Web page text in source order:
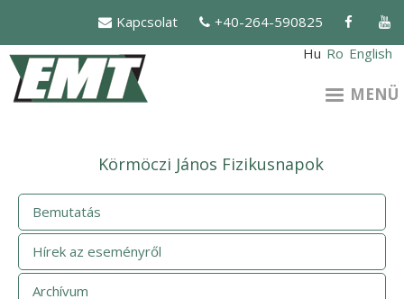
tartalomra
Kapcsolat
+40-264-590825
Hu Ro English
MENÜ
Körmöczi János Fizikusnapok
Bemutatás
Hírek az eseményről
Archívum